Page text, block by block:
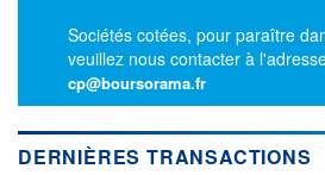
Sociétés cotées, pour paraître
veuillez nous contacter à
cp@boursorama.fr
DERNIÈRES TRANSACTIONS